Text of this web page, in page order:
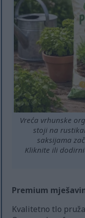
Vreća vrhunske
stoji na
saksijama
Kliknite ili
Premium
Kvalitetno tlo